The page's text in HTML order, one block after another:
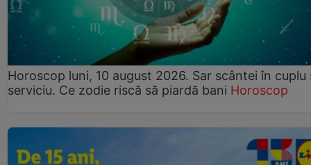
Horoscop luni, 10 august 2026. Sar scântei în cuplu
serviciu. Ce zodie riscă să piardă bani Horoscop